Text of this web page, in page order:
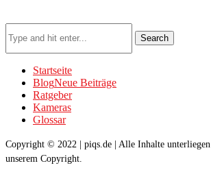
Search
Startseite
BlogNeue Beiträge
Ratgeber
Kameras
Glossar
Copyright © 2022 | piqs.de | Alle Inhalte unterliegen
unserem Copyright.